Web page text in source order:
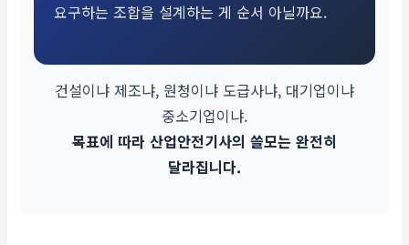
요구하는 조합을 설계하는 게 순서 아닐까요.
건설이냐 제조냐, 원청이냐 도급사냐, 대기업이냐
중소기업이냐.
목표에 따라 산업안전기사의 쓸모는 완전히
달라집니다.